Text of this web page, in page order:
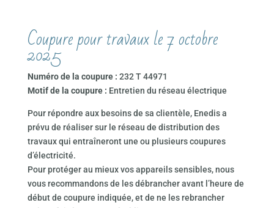
Coupure pour travaux le 7 octobre
2025
Numéro de la coupure : 232 T 44971
Motif de la coupure : Entretien du réseau électrique
Pour répondre aux besoins de sa clientèle, Enedis a
prévu de réaliser sur le réseau de distribution des
travaux qui entraîneront une ou plusieurs coupures
d’électricité.
Pour protéger au mieux vos appareils sensibles, nous
vous recommandons de les débrancher avant l’heure de
début de coupure indiquée, et de ne les rebrancher